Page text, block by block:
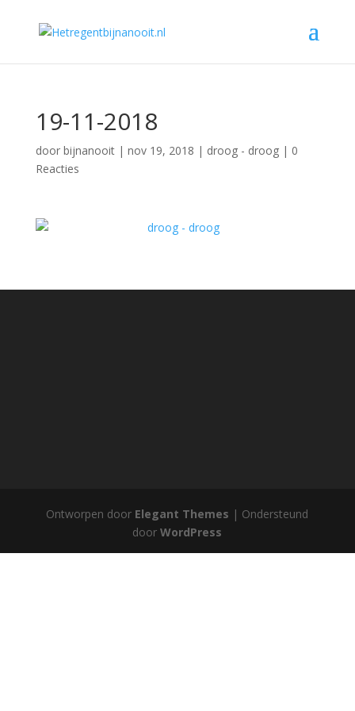
19-11-2018
door bijnanooit| nov 19, 2018 | droog - droog| 0
Reacties
Ontworpen door Elegant Themes | Ondersteund
doorWordPress